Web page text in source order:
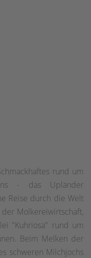
rund um
- das Upländer
Reise durch die Welt
Molkereiwirtschaft,
"Kuhriosa" rund um
Beim Melken der
schweren Milchjochs